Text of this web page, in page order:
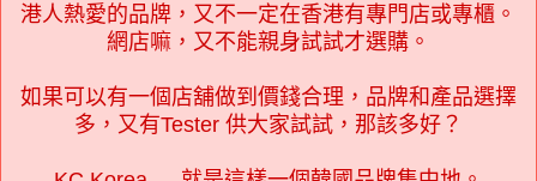
港人熱愛的品牌，又不一定在香港有專門店或專櫃。
網店嘛，又不能親身試試才選購。
如果可以有一個店舖做到價錢合理，品牌和產品選擇
多，又有Tester 供大家試試，那該多好？